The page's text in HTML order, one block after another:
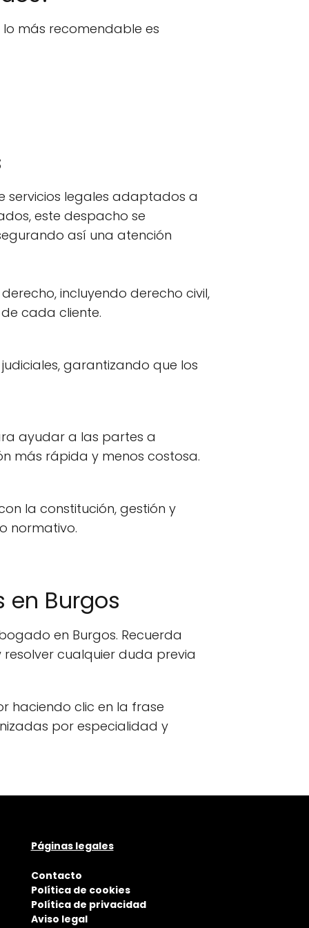
más recomendable es
servicios legales adaptados a
este despacho se
así una atención
incluyendo derecho civil,
cada cliente.
garantizando que los
ayudar a las partes a
más rápida y menos costosa.
la constitución, gestión y
normativo.
Burgos
en Burgos. Recuerda
cualquier duda previa
haciendo clic en la frase
por especialidad y
Páginas legales
Contacto
Política de cookies
Política de privacidad
Aviso legal